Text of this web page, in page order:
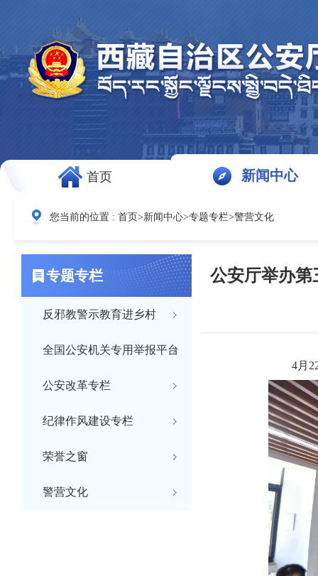
首页 新闻中心
您当前的位置 : 首页>新闻中心>专题专栏>警营文化
专题专栏
反邪教警示教育进乡村
全国公安机关专用举报平台
公安改革专栏
纪律作风建设专栏
荣誉之窗
警营文化
公安厅举办第
4月